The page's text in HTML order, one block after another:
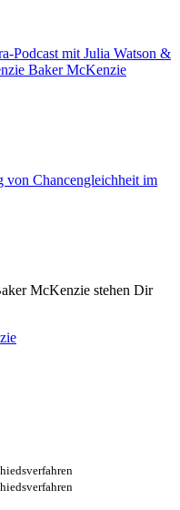
Podcast mit Julia Watson &
Baker McKenzie
von Chancengleichheit im
McKenzie stehen Dir